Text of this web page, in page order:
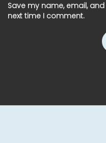
Save my name, email,
next time I comment.